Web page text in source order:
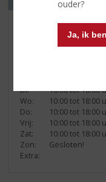
ouder?
Ja, ik
2902 HP CAPELLE AAN
Di:
10:00 tot 18:00
Wo:
10:00 tot 18:00
Do:
10:00 tot 18:00
Vrij:
10:00 tot 18:00
Zat:
10:00 tot 18:00
Zon:
Gesloten!
Extra: